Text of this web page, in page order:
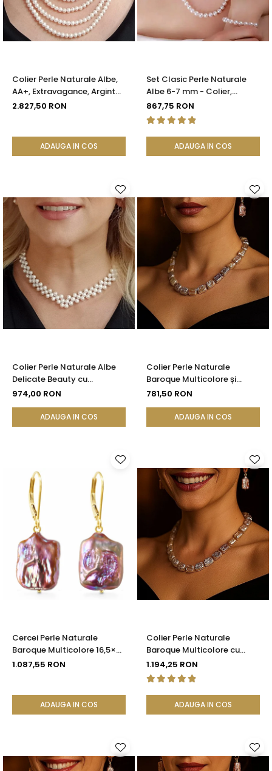
Colier Perle Naturale Albe,
AA+, Extravagance, Argint
925 | KASKADDA®
2.827,50 RON
ADAUGA IN COS
Set Clasic Perle Naturale
Albe 6-7 mm - Colier,
Brățară și Cercei, Argint 925
| KASKADDA®
867,75 RON
ADAUGA IN COS
Colier Perle Naturale Albe
Delicate Beauty cu
Închizătoare Argint |
974,00 RON
ADAUGA IN COS
Colier Perle Naturale
Baroque Multicolore și
Închizătoare Argint 925 |
781,50 RON
ADAUGA IN COS
Cercei Perle Naturale
Baroque Multicolore 16,5×25
mm, Aur 14K (aur 585),
1.087,55 RON
ADAUGA IN COS
Colier Perle Naturale
Baroque Multicolore cu
Închizătoare Aur 14K (aur
585) | KASKADDA®
1.194,25 RON
ADAUGA IN COS